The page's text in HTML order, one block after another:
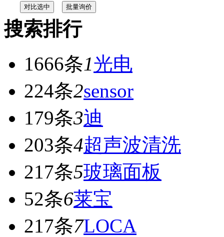
搜索排行
1666条1光电
224条2sensor
179条3迪
203条4超声波清洗
217条5玻璃面板
52条6莱宝
217条7LOCA